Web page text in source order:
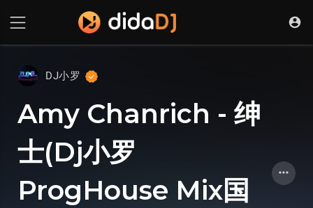
DJ小罗
Amy Chanrich - 绅
士(Dj小罗
ProgHouse Mix国